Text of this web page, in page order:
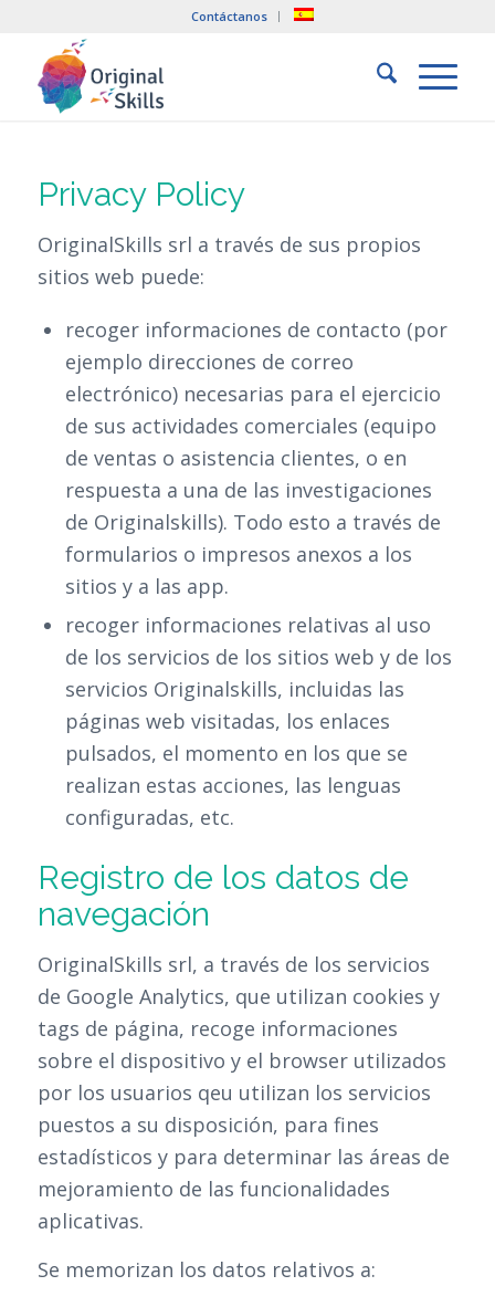
Contáctanos
Privacy Policy
OriginalSkills srl a través de sus propios
sitios web puede:
recoger informaciones de contacto (por
ejemplo direcciones de correo
electrónico) necesarias para el ejercicio
de sus actividades comerciales (equipo
de ventas o asistencia clientes, o en
respuesta a una de las investigaciones
de Originalskills). Todo esto a través de
formularios o impresos anexos a los
sitios y a las app.
recoger informaciones relativas al uso
de los servicios de los sitios web y de los
servicios Originalskills, incluidas las
páginas web visitadas, los enlaces
pulsados, el momento en los que se
realizan estas acciones, las lenguas
configuradas, etc.
Registro de los datos de
navegación
OriginalSkills srl, a través de los servicios
de Google Analytics, que utilizan cookies y
tags de página, recoge informaciones
sobre el dispositivo y el browser utilizados
por los usuarios qeu utilizan los servicios
puestos a su disposición, para fines
estadísticos y para determinar las áreas de
mejoramiento de las funcionalidades
aplicativas.
Se memorizan los datos relativos a: